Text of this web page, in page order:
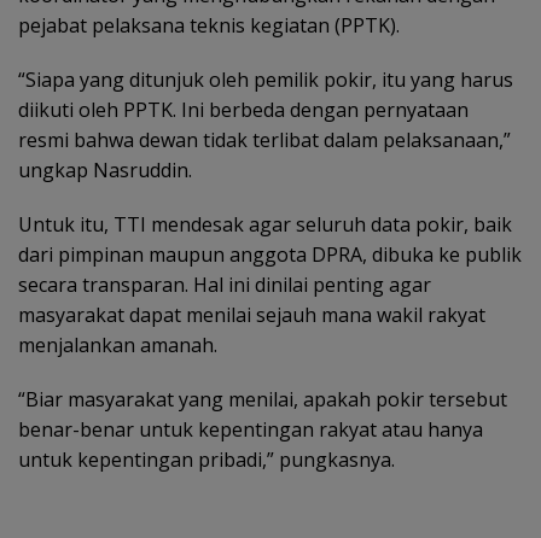
pejabat pelaksana teknis kegiatan (PPTK).
“Siapa yang ditunjuk oleh pemilik pokir, itu yang harus
diikuti oleh PPTK. Ini berbeda dengan pernyataan
resmi bahwa dewan tidak terlibat dalam pelaksanaan,”
ungkap Nasruddin.
Untuk itu, TTI mendesak agar seluruh data pokir, baik
dari pimpinan maupun anggota DPRA, dibuka ke publik
secara transparan. Hal ini dinilai penting agar
masyarakat dapat menilai sejauh mana wakil rakyat
menjalankan amanah.
“Biar masyarakat yang menilai, apakah pokir tersebut
benar-benar untuk kepentingan rakyat atau hanya
untuk kepentingan pribadi,” pungkasnya.